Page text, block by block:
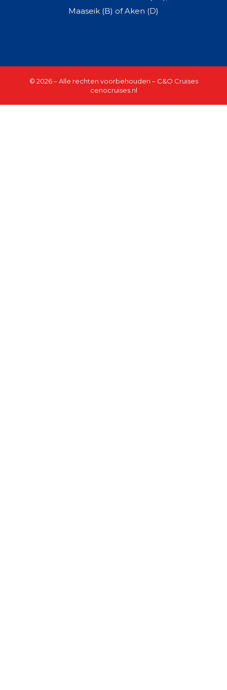
Maaseik (B) of Aken (D)
© 2026 – Alle rechten voorbehouden – C&O Cruises
cenocruises.nl